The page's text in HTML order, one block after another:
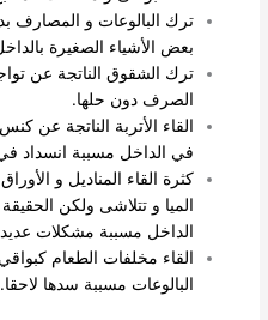
ترك البالوعات و المصارف
بعض الأشياء الصغيرة
ترك الشقوق الناتجة عن
الصرف دون حلها.
القاء الأتربة الناتجة عن
في الداخل مسببة انسداد
كثرة القاء المناديل و
الميا و تتلاشى ولكن
الداخل مسببة مشكلات
القاء مخلفات الطعام
البالوعات مسببة سدها لاحقا.